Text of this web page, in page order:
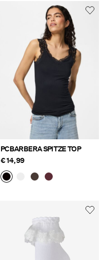
PCBARBERA SPITZE TOP
€ 14,99